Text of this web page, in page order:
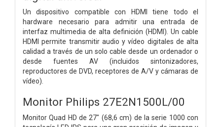
Un dispositivo compatible con HDMI tiene todo el
hardware necesario para admitir una entrada de
interfaz multimedia de alta definición (HDMI). Un cable
HDMI permite transmitir audio y vídeo digitales de alta
calidad a través de un solo cable desde un ordenador o
desde fuentes AV (incluidos sintonizadores,
reproductores de DVD, receptores de A/V y cámaras de
vídeo).
Monitor Philips 27E2N1500L/00
Monitor Quad HD de 27" (68,6 cm) de la serie 1000 con